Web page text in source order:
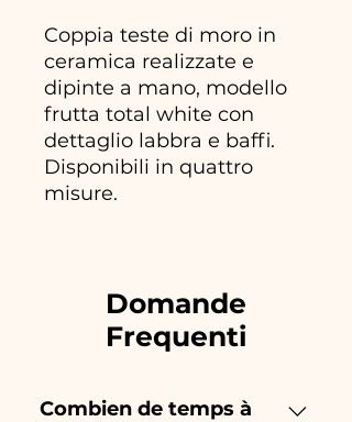
Coppia teste di moro in
ceramica realizzate e
dipinte a mano, modello
frutta total white con
dettaglio labbra e baffi.
Disponibili in quattro
misure.
Domande
Frequenti
Combien de temps à